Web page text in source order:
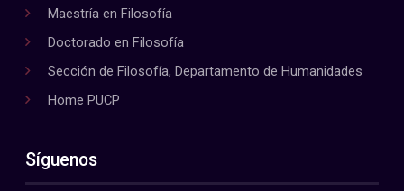
Maestría en Filosofía
Doctorado en Filosofía
Sección de Filosofía, Departamento de Humanidades
Home PUCP
Síguenos